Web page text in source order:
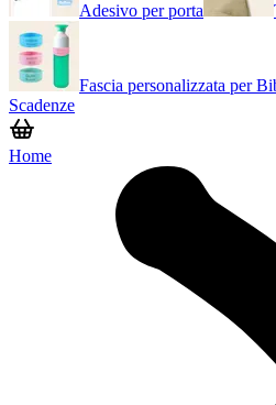
Adesivo per porta
Fascia personalizzata per
Scadenze
Home